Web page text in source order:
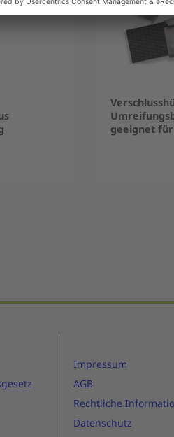
geeignet für
Impressum
AGB
Rechtliche
Datenschutz